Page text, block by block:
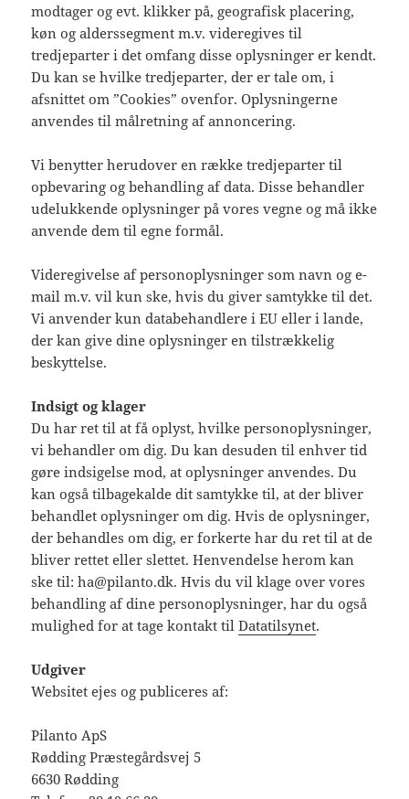
modtager og evt. klikker på, geografisk placering,
køn og alderssegment m.v. videregives til
tredjeparter i det omfang disse oplysninger er kendt.
Du kan se hvilke tredjeparter, der er tale om, i
afsnittet om ”Cookies” ovenfor. Oplysningerne
anvendes til målretning af annoncering.
Vi benytter herudover en række tredjeparter til
opbevaring og behandling af data. Disse behandler
udelukkende oplysninger på vores vegne og må ikke
anvende dem til egne formål.
Videregivelse af personoplysninger som navn og e-
mail m.v. vil kun ske, hvis du giver samtykke til det.
Vi anvender kun databehandlere i EU eller i lande,
der kan give dine oplysninger en tilstrækkelig
beskyttelse.
Indsigt og klager
Du har ret til at få oplyst, hvilke personoplysninger,
vi behandler om dig. Du kan desuden til enhver tid
gøre indsigelse mod, at oplysninger anvendes. Du
kan også tilbagekalde dit samtykke til, at der bliver
behandlet oplysninger om dig. Hvis de oplysninger,
der behandles om dig, er forkerte har du ret til at de
bliver rettet eller slettet. Henvendelse herom kan
ske til: ha@pilanto.dk. Hvis du vil klage over vores
behandling af dine personoplysninger, har du også
mulighed for at tage kontakt tilDatatilsynet.
Udgiver
Websitet ejes og publiceres af:
Pilanto ApS
Rødding Præstegårdsvej 5
6630 Rødding